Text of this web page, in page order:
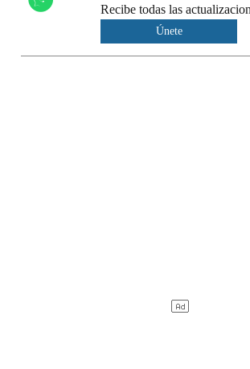
Recibe todas las
Únete